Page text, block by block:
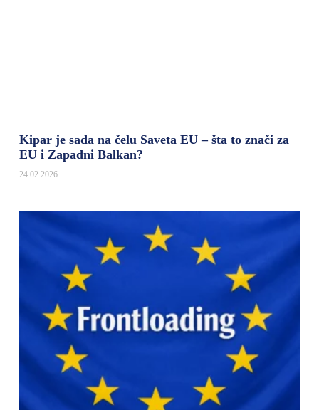
Kipar je sada na čelu Saveta EU – šta to znači za
EU i Zapadni Balkan?
24.02.2026